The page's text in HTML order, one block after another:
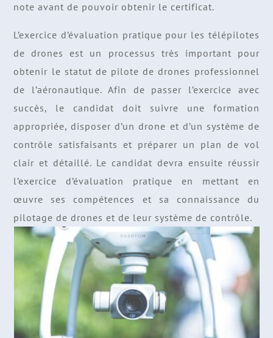
note avant de pouvoir obtenir le certificat.
L’exercice d’évaluation pratique pour les télépilotes
de drones est un processus très important pour
obtenir le statut de pilote de drones professionnel
de l’aéronautique. Afin de passer l’exercice avec
succès, le candidat doit suivre une formation
appropriée, disposer d’un drone et d’un système de
contrôle satisfaisants et préparer un plan de vol
clair et détaillé. Le candidat devra ensuite réussir
l’exercice d’évaluation pratique en mettant en
œuvre ses compétences et sa connaissance du
pilotage de drones et de leur système de contrôle.